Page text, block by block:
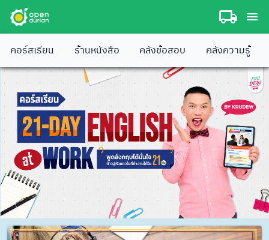
คอร์สเรียน ร้านหนังสือ คลังข้อสอบ คลังความรู้